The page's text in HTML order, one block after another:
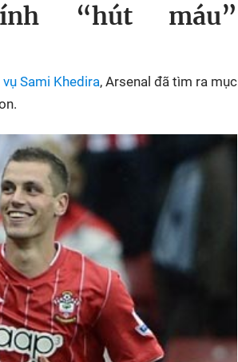
“hút máu”
Sami Khedira, Arsenal đã tìm ra mục